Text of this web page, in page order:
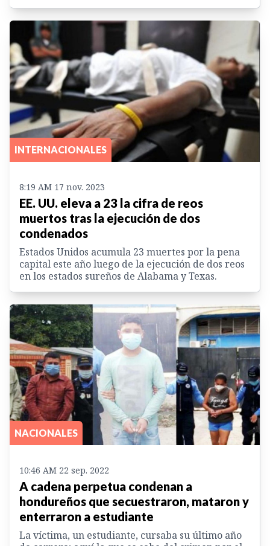
INTERNACIONALES
8:19 AM 17 nov. 2023
EE. UU. eleva a 23 la cifra de reos
muertos tras la ejecución de dos
condenados
Estados Unidos acumula 23 muertes por la pena
capital este año luego de la ejecución de dos reos
en los estados sureños de Alabama y Texas.
NACIONALES
10:46 AM 22 sep. 2022
A cadena perpetua condenan a
hondureños que secuestraron, mataron y
enterraron a estudiante
La víctima, un estudiante, cursaba su último año